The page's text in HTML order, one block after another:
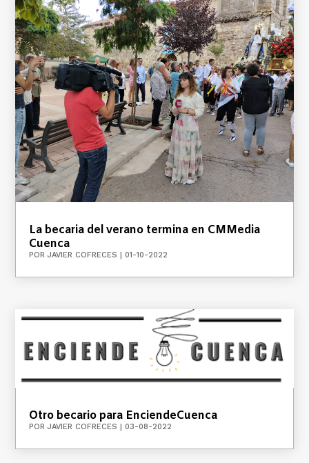
La becaria del verano termina en CMMedia
Cuenca
PORJAVIER COFRECES | 01-10-2022
Otro becario para EnciendeCuenca
PORJAVIER COFRECES | 03-08-2022